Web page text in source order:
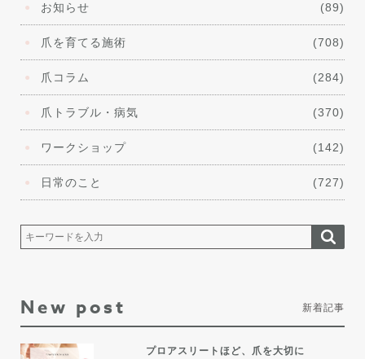
お知らせ (89)
爪を育てる施術 (708)
爪コラム (284)
爪トラブル・病気 (370)
ワークショップ (142)
日常のこと (727)
New post 新着記事
プロアスリートほど、爪を大切に